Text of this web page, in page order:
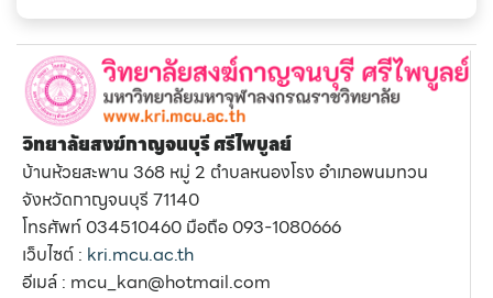
วิทยาลัยสงฆ์กาญจนบุรี ศรีไพบูลย์
บ้านห้วยสะพาน 368 หมู่ 2 ตำบลหนองโรง อำเภอพนมทวน
จังหวัดกาญจนบุรี 71140
โทรศัพท์ 034510460 มือถือ 093-1080666
เว็บไซต์ : kri.mcu.ac.th
อีเมล์ : mcu_kan@hotmail.com